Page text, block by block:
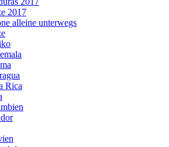
2017
alleine unterwegs
Rica